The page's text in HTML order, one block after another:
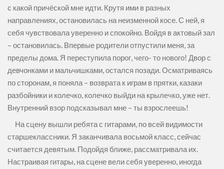
с какой причёской мне идти. Крутя ими в разных
направлениях, остановилась на неизменной косе. С ней, я
себя чувствовала уверенно и спокойно. Войдя в актовый зал
– остановилась. Впервые родители отпустили меня, за
пределы дома. Я переступила порог, чего- то нового! Двор с
девчонками и мальчишками, остался позади. Осматриваясь
по сторонам, я поняла – возврата к играм в прятки, казаки
разбойники и колечко, колечко выйди на крылечко, уже нет.
Внутренний взор подсказывал мне – ты взрослеешь!
На сцену вышли ребята с гитарами, по всей видимости
старшеклассники. Я заканчивала восьмой класс, сейчас
считается девятым. Подойдя ближе, рассматривала их.
Настраивая гитары, на сцене вели себя уверенно, иногда